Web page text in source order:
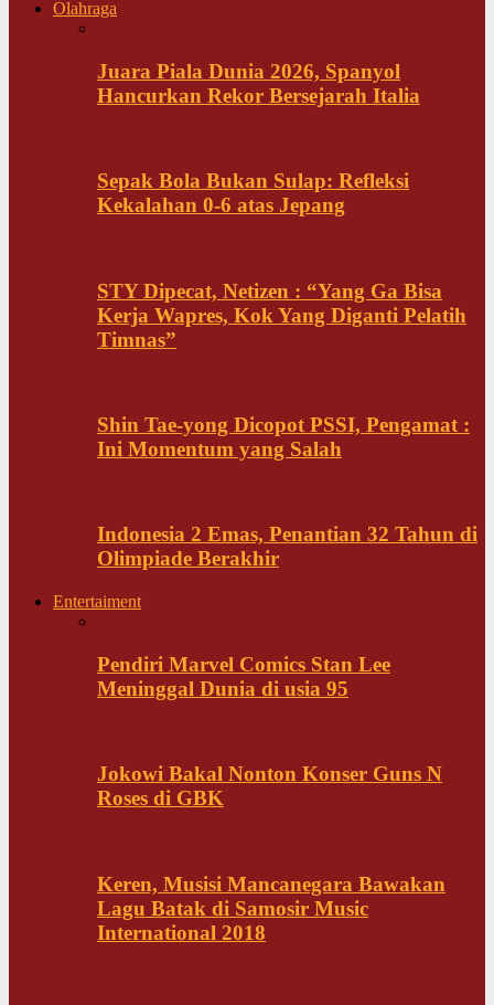
Olahraga
Juara Piala Dunia 2026, Spanyol
Hancurkan Rekor Bersejarah Italia
Sepak Bola Bukan Sulap: Refleksi
Kekalahan 0-6 atas Jepang
STY Dipecat, Netizen : “Yang Ga Bisa
Kerja Wapres, Kok Yang Diganti Pelatih
Timnas”
Shin Tae-yong Dicopot PSSI, Pengamat :
Ini Momentum yang Salah
Indonesia 2 Emas, Penantian 32 Tahun di
Olimpiade Berakhir
Entertaiment
Pendiri Marvel Comics Stan Lee
Meninggal Dunia di usia 95
Jokowi Bakal Nonton Konser Guns N
Roses di GBK
Keren, Musisi Mancanegara Bawakan
Lagu Batak di Samosir Music
International 2018